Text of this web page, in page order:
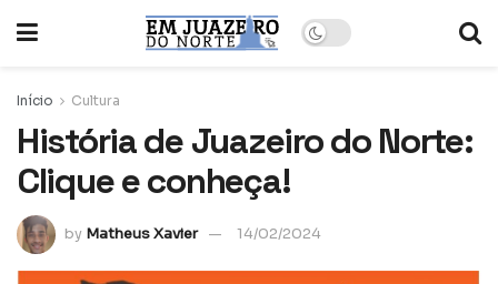
Início Cultura
História de Juazeiro do Norte:
Clique e conheça!
by Matheus Xavier 14/02/2024